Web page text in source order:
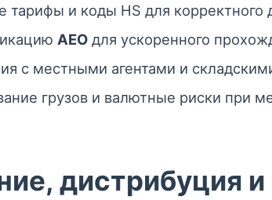
и коды HS для корректного
AEO для ускоренного
с местными агентами и
грузов и валютные риски при
дистрибуция